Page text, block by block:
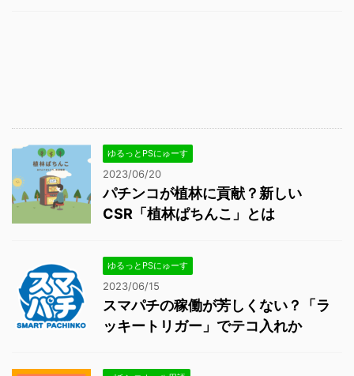
ゆるっとPSにゅーす
2023/06/20
パチンコが植林に貢献？新しい
CSR「植林ぱちんこ」とは
ゆるっとPSにゅーす
2023/06/15
スマパチの稼働が芳しくない？「ラ
ッキートリガー」でテコ入れか